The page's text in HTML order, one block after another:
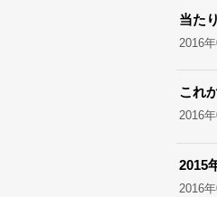
当た
2016
これ
2016
2015
2016